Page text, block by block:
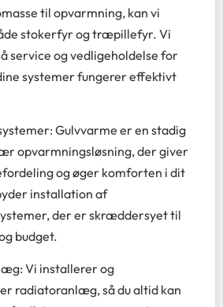
til opvarmning, kan vi
stokerfyr og træpillefyr. Vi
service og vedligeholdelse for
systemer fungerer effektivt
Gulvvarme er en stadig
opvarmningsløsning, der giver
og øger komforten i dit
installation af
der er skræddersyet til
budget.
Vi installerer og
radiatoranlæg, så du altid kan